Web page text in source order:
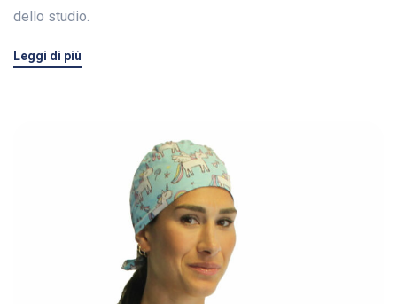
dello studio.
Leggi di più